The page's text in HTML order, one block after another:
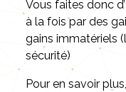
Vous faites donc d’
à la fois par des
gains immatériels
sécurité)
Pour en savoir